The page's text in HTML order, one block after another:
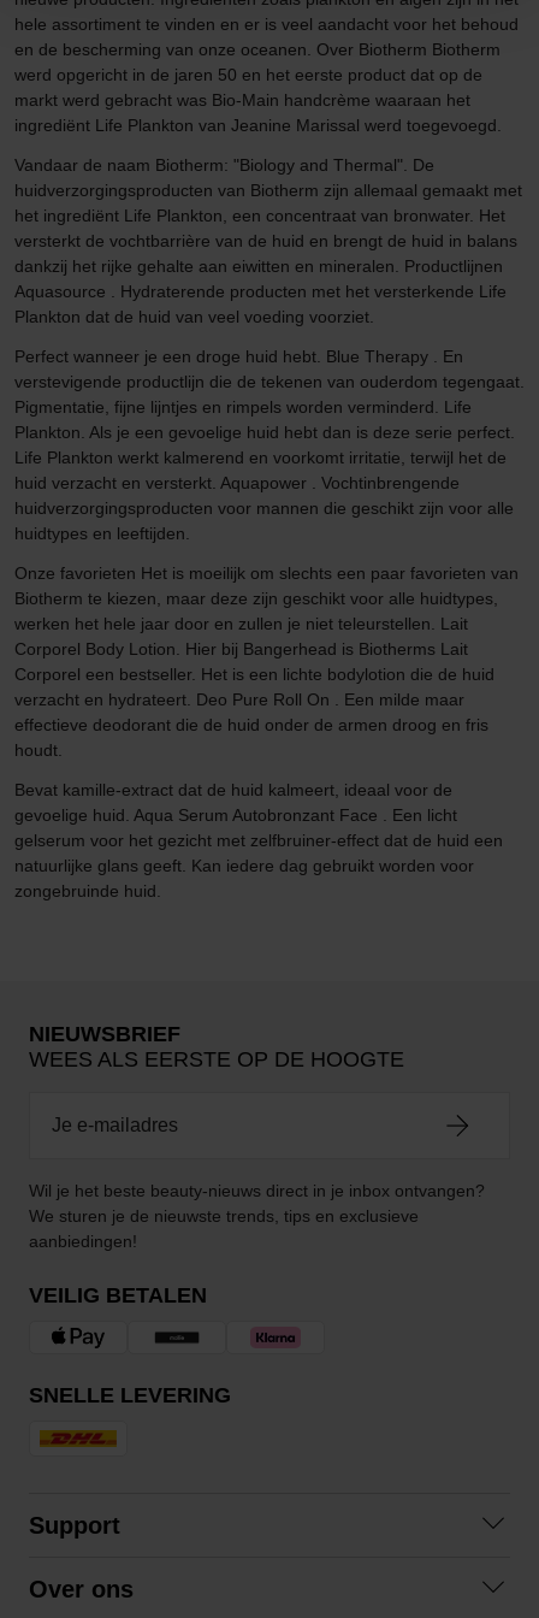
hele assortiment te vinden en er is veel aandacht voor het behoud
en de bescherming van onze oceanen. Over Biotherm Biotherm
werd opgericht in de jaren 50 en het eerste product dat op de
markt werd gebracht was Bio-Main handcrème waaraan het
ingrediënt Life Plankton van Jeanine Marissal werd toegevoegd.
Vandaar de naam Biotherm: "Biology and Thermal". De
huidverzorgingsproducten van Biotherm zijn allemaal gemaakt met
het ingrediënt Life Plankton, een concentraat van bronwater. Het
versterkt de vochtbarrière van de huid en brengt de huid in balans
dankzij het rijke gehalte aan eiwitten en mineralen. Productlijnen
Aquasource . Hydraterende producten met het versterkende Life
Plankton dat de huid van veel voeding voorziet.
Perfect wanneer je een droge huid hebt. Blue Therapy . En
verstevigende productlijn die de tekenen van ouderdom tegengaat.
Pigmentatie, fijne lijntjes en rimpels worden verminderd. Life
Plankton. Als je een gevoelige huid hebt dan is deze serie perfect.
Life Plankton werkt kalmerend en voorkomt irritatie, terwijl het de
huid verzacht en versterkt. Aquapower . Vochtinbrengende
huidverzorgingsproducten voor mannen die geschikt zijn voor alle
huidtypes en leeftijden.
Onze favorieten Het is moeilijk om slechts een paar favorieten van
Biotherm te kiezen, maar deze zijn geschikt voor alle huidtypes,
werken het hele jaar door en zullen je niet teleurstellen. Lait
Corporel Body Lotion. Hier bij Bangerhead is Biotherms Lait
Corporel een bestseller. Het is een lichte bodylotion die de huid
verzacht en hydrateert. Deo Pure Roll On . Een milde maar
effectieve deodorant die de huid onder de armen droog en fris
houdt.
Bevat kamille-extract dat de huid kalmeert, ideaal voor de
gevoelige huid. Aqua Serum Autobronzant Face . Een licht
gelserum voor het gezicht met zelfbruiner-effect dat de huid een
natuurlijke glans geeft. Kan iedere dag gebruikt worden voor
zongebruinde huid.
NIEUWSBRIEF
WEES ALS EERSTE OP DE HOOGTE
Wil je het beste beauty-nieuws direct in je inbox ontvangen?
We sturen je de nieuwste trends, tips en exclusieve
aanbiedingen!
VEILIG BETALEN
SNELLE LEVERING
Support
Over ons